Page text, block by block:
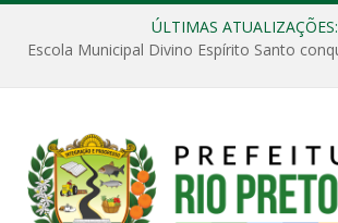
ÚLTIMAS ATUALIZAÇÕES: